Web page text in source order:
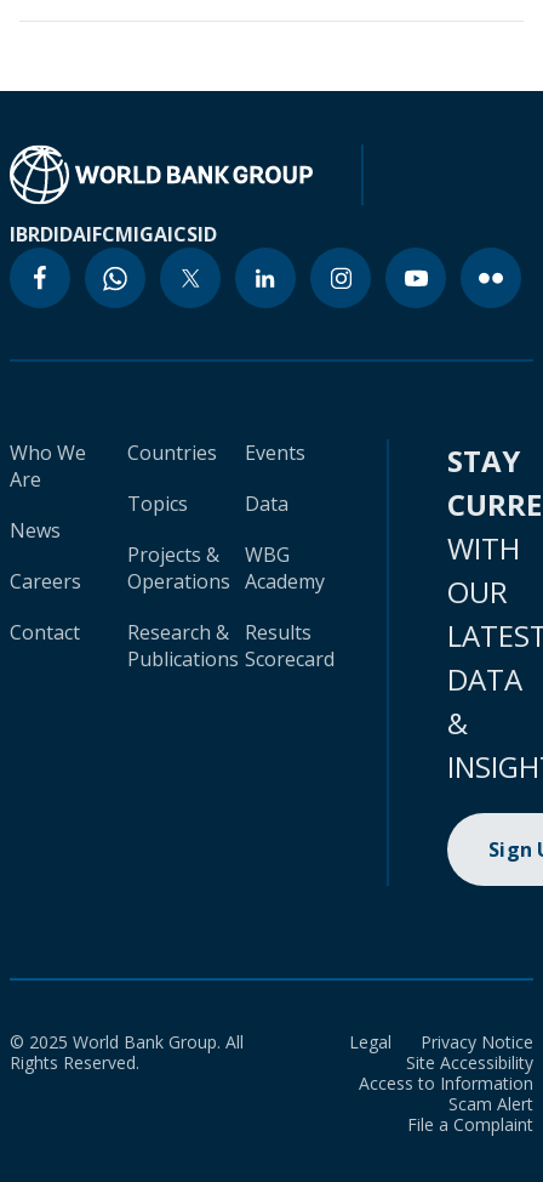
IBRDIDAIFCMIGAICSID
Who We
Are
News
Careers
Contact
Countries
Topics
Projects &
Operations
Research &
Publications
Events
Data
WBG
Academy
Results
Scorecard
STAY
WITH
OUR
DATA
&
Sign
© 2025 World Bank Group. All
Rights Reserved.
Legal
Privacy Notice
Site Accessibility
Access to Information
Scam Alert
File a Complaint